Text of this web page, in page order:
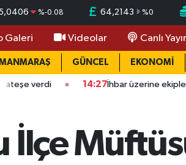
%-0.08 64,2143 %0
Galeri Videolar Canlı
GÜNCEL EKONOMİ
14:27 İhbar üzerine ekipler koştu
İlçe